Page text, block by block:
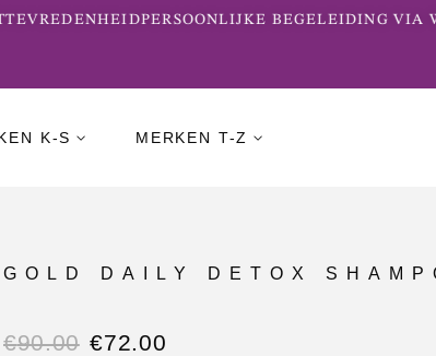
PERSOONLIJKE BEGELEIDING VIA
K-S MERKEN T-Z
GOLD DAILY DETOX
€90.00 €72.00